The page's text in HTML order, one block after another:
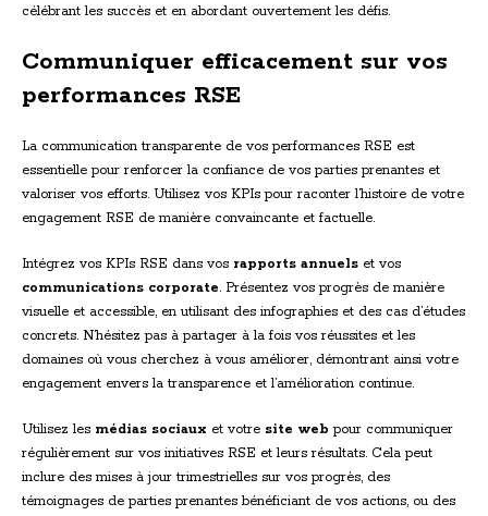
célébrant les succès et en abordant ouvertement les défis.
Communiquer efficacement sur vos
performances RSE
La communication transparente de vos performances RSE est
essentielle pour renforcer la confiance de vos parties prenantes et
valoriser vos efforts. Utilisez vos KPIs pour raconter l’histoire de votre
engagement RSE de manière convaincante et factuelle.
Intégrez vos KPIs RSE dans vos rapports annuels et vos
communications corporate. Présentez vos progrès de manière
visuelle et accessible, en utilisant des infographies et des cas d’études
concrets. N’hésitez pas à partager à la fois vos réussites et les
domaines où vous cherchez à vous améliorer, démontrant ainsi votre
engagement envers la transparence et l’amélioration continue.
Utilisez les médias sociaux et votre site web pour communiquer
régulièrement sur vos initiatives RSE et leurs résultats. Cela peut
inclure des mises à jour trimestrielles sur vos progrès, des
témoignages de parties prenantes bénéficiant de vos actions, ou des